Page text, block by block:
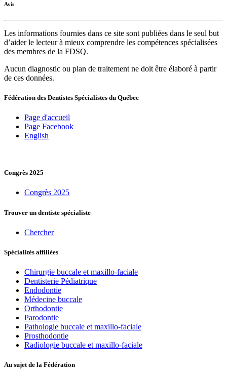
Avis
Les informations fournies dans ce site sont publiées dans le seul but
d’aider le lecteur à mieux comprendre les compétences spécialisées
des membres de la FDSQ.
Aucun diagnostic ou plan de traitement ne doit être élaboré à partir
de ces données.
Fédération des Dentistes Spécialistes du Québec
Page d'accueil
Page Facebook
English
Congrès 2025
Congrès 2025
Trouver un dentiste spécialiste
Chercher
Spécialités affiliées
Chirurgie buccale et maxillo-faciale
Dentisterie Pédiatrique
Endodontie
Médecine buccale
Orthodontie
Parodontie
Pathologie buccale et maxillo-faciale
Prosthodontie
Radiologie buccale et maxillo-faciale
Au sujet de la Fédération